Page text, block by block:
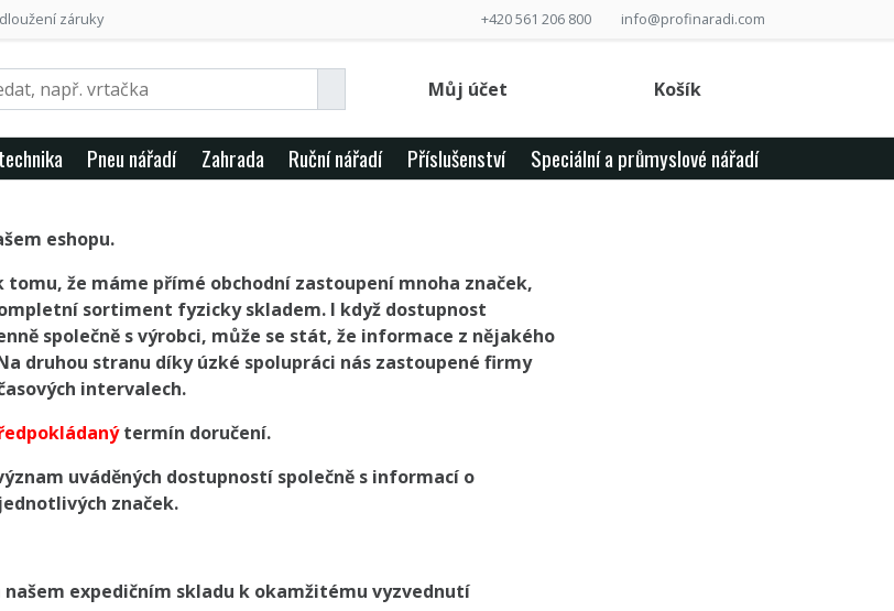
záruky +420 561 206 800 info@profinaradi.com
Můj účet Košík
Pneu nářadí Zahrada Ruční nářadí Příslušenství Speciální a průmyslové nářadí
eshopu.
tomu, že máme přímé obchodní zastoupení mnoha značek,
sortiment fyzicky skladem. I když dostupnost
společně s výrobci, může se stát, že informace z nějakého
druhou stranu díky úzké spolupráci nás zastoupené firmy
intervalech.
termín doručení.
uváděných dostupností společně s informací o
značek.
našem expedičním skladu k okamžitému vyzvednutí